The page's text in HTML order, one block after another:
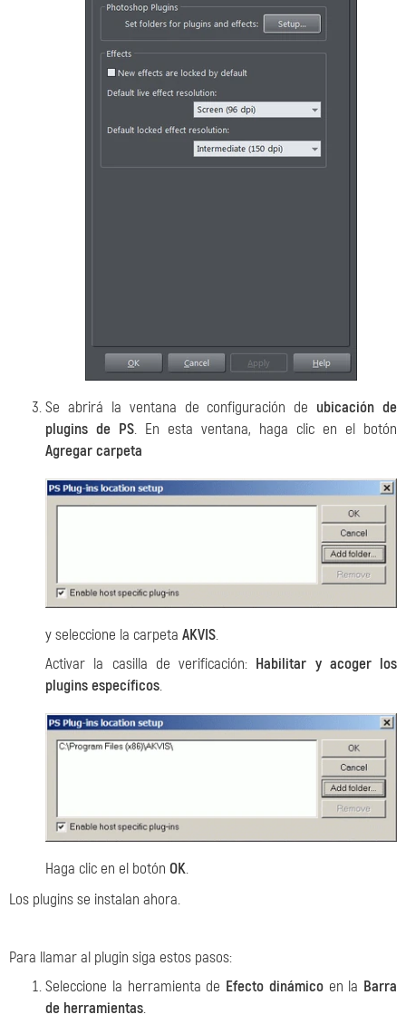
Se abrirá la ventana de configuración de ubicación de
plugins de PS. En esta ventana, haga clic en el botón
Agregar carpeta
y seleccione la carpeta AKVIS.
Activar la casilla de verificación: Habilitar y acoger los
plugins específicos.
Haga clic en el botón OK.
Los plugins se instalan ahora.
Para llamar al plugin siga estos pasos:
Seleccione la herramienta de Efecto dinámicoen la Barra
de herramientas.